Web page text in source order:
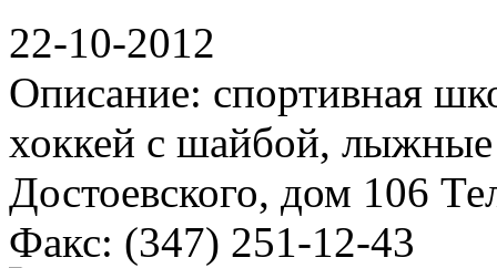
22-10-2012
Описание: спортивная
хоккей с шайбой,
Достоевского, дом 106
Факс: (347) 251-12-43